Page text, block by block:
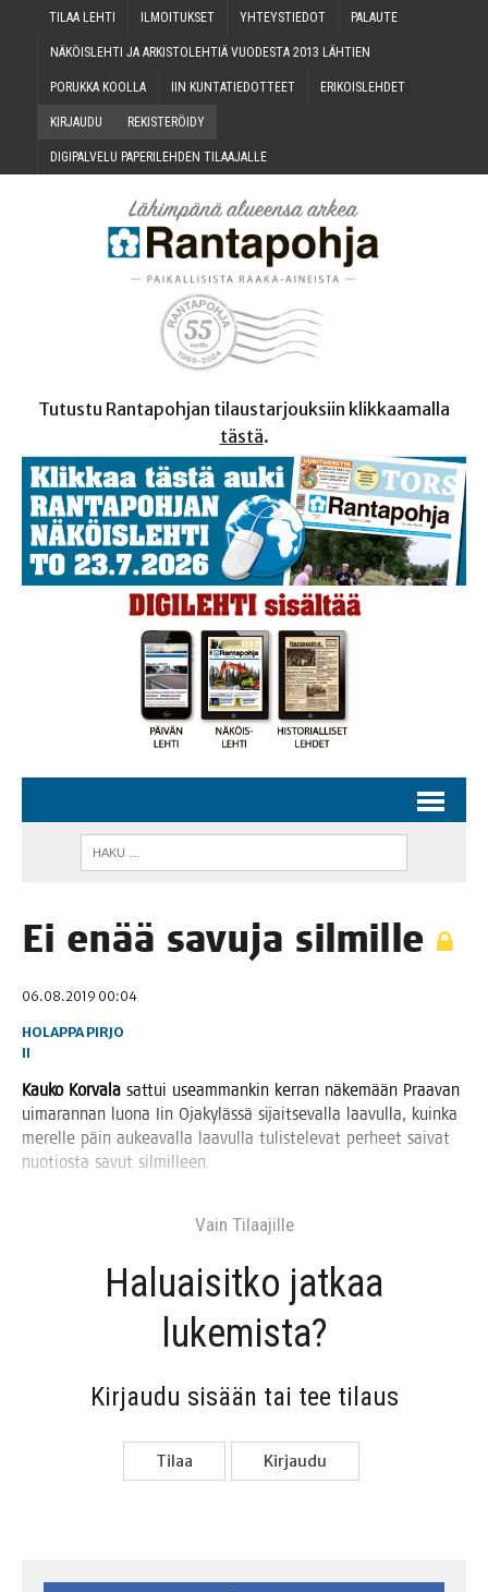
TILAA LEH­TI ILMOI­TUK­SET YHTEYS­TIE­DOT PALAU­TE
NÄKÖIS­LEH­TI JA ARKIS­TO­LEH­TIÄ VUO­DES­TA 2013 LÄHTIEN
PORUK­KA KOOLLA IIN KUN­TA­TIE­DOT­TEET ERI­KOIS­LEH­DET
KIR­JAU­DU REKIS­TE­RÖI­DY
DIGI­PAL­VE­LU PAPE­RI­LEH­DEN TILAAJALLE
Tutustu Rantapohjan tilaustarjouksiin klikkaamalla
tästä.
Ei enää savu­ja silmille
06.08.2019 00:04
HOLAPPA PIRJO
II
Kau­ko Kor­va­la sat­tui useam­man­kin ker­ran näke­mään Praa­van
uima­ran­nan luo­na Iin Oja­ky­läs­sä sijait­se­val­la laa­vul­la, kuin­ka
merel­le päin aukea­val­la laa­vul­la tulis­te­le­vat per­heet sai­vat
nuo­tios­ta savut silmilleen.
Vain Tilaa­jil­le
Haluai­sit­ko jat­kaa
lukemista?
Kir­jau­du sisään tai tee tilaus
Tilaa Kir­jau­du